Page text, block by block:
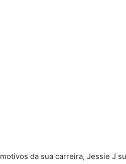
da sua carreira, Jessie J